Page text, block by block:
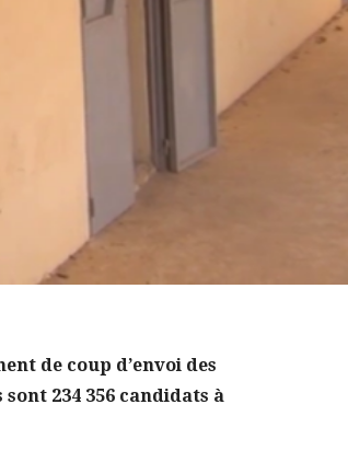
de coup d’envoi des
234 356 candidats à